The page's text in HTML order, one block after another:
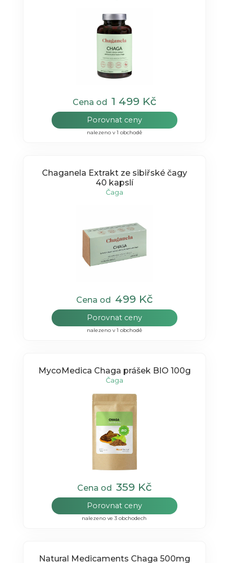
Cena od 1 499 Kč
Porovnat ceny
nalezeno v 1 obchodě
Chaganela Extrakt ze sibiřské čagy
40 kapslí
Čaga
Cena od 499 Kč
Porovnat ceny
nalezeno v 1 obchodě
MycoMedica Chaga prášek BIO 100g
Čaga
Cena od 359 Kč
Porovnat ceny
nalezeno ve 3 obchodech
Natural Medicaments Chaga 500mg